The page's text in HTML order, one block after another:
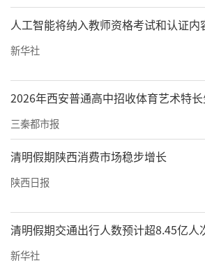
人工智能将纳入教师资格考试和认证内
新华社
2026年西安普通高中招收体育艺术特
三秦都市报
清明假期陕西消费市场稳步增长
陕西日报
清明假期交通出行人数预计超8.45亿人
新华社